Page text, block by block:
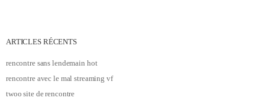
ARTICLES RÉCENTS
rencontre sans lendemain hot
rencontre avec le mal streaming vf
twoo site de rencontre